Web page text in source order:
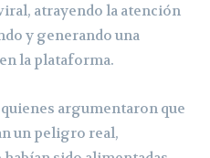
atrayendo la atención
y generando una
la plataforma.
argumentaron que
un peligro real,